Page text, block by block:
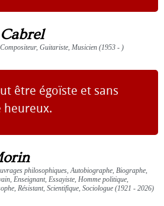
Guitariste, Musicien (1953 - )
être égoïste et sans
heureux.
philosophiques, Autobiographe, Biographe,
Enseignant, Essayiste, Homme politique,
Résistant, Scientifique, Sociologue (1921 - 2026)